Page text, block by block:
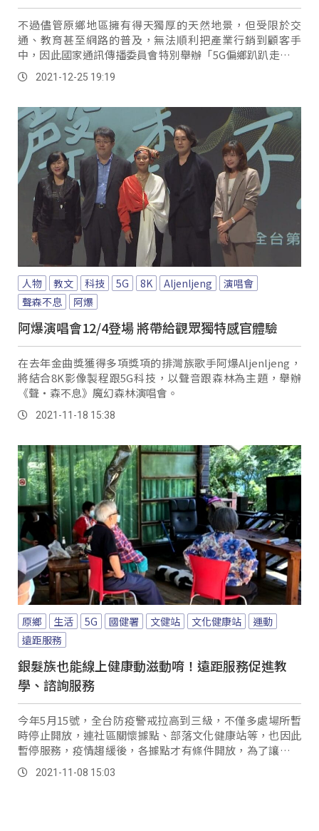
不過儘管原鄉地區擁有得天獨厚的天然地景，但受限於交
通、教育甚至網路的普及，無法順利把產業行銷到顧客手
中，因此國家通訊傳播委員會特別舉辦「5G偏鄉趴趴走」活
動，首站從屏東泰武鄉出發，希望縮短城鄉差距。
2021-12-25 19:19
人物 教文 科技 5G 8K Aljenljeng
演唱會
聲森不息
阿爆
阿爆演唱會12/4登場 將帶給觀眾獨特感官體驗
在去年金曲獎獲得多項獎項的排灣族歌手阿爆Aljenljeng，
將結合8K影像製程跟5G科技，以聲音跟森林為主題，舉辦
《聲‧森不息》魔幻森林演唱會。
2021-11-18 15:38
原鄉 生活 5G 國健署 文健站 文化健康站
運動
遠距服務
銀髮族也能線上健康動滋動唷！遠距服務促進教
學、諮詢服務
今年5月15號，全台防疫警戒拉高到三級，不僅多處場所暫
時停止開放，連社區關懷據點、部落文化健康站等，也因此
暫停服務，疫情趨緩後，各據點才有條件開放，為了讓長者
照顧不間斷，透過長者相聚機會，國健署提供遠距健康促進
教學、諮詢服務。
2021-11-08 15:03